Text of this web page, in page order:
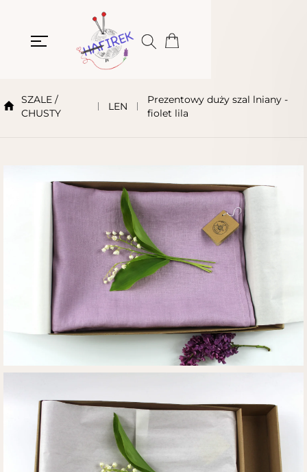
SZALE /
CHUSTY
LEN
Prezentowy duży szal lniany -
fiolet lila